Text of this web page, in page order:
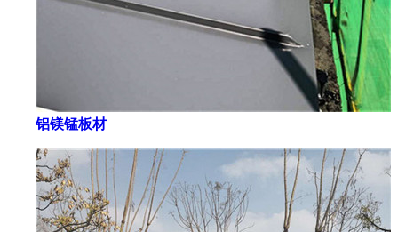
铝镁锰板材